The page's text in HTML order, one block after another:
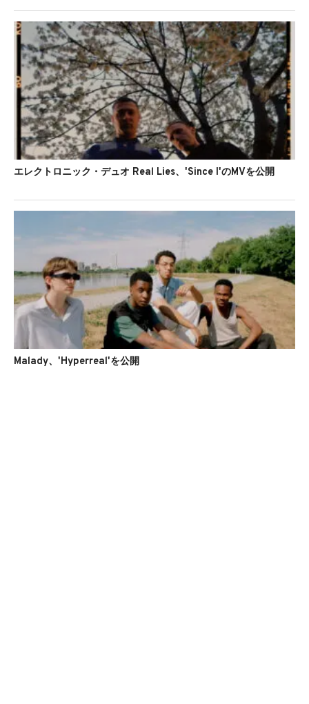
エレクトロニック・デュオ Real Lies、'Since I'のMVを公開
Malady、'Hyperreal'を公開